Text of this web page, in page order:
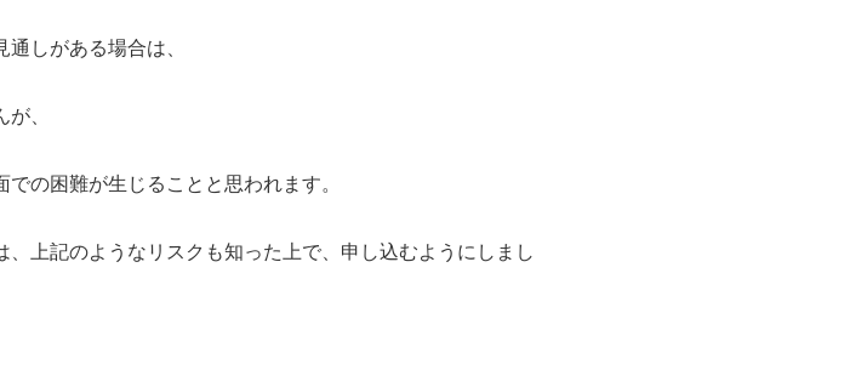
しがある場合は、
、
の困難が生じることと思われます。
上記のようなリスクも知った上で、申し込むようにしまし